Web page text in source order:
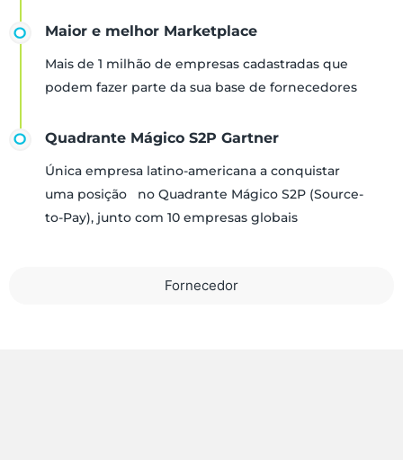
Fornecedor
Maior e melhor Marketplace
Mais de 1 milhão de empresas cadastradas que
podem fazer parte da sua base de fornecedores
Quadrante Mágico S2P Gartner
Única empresa latino-americana a conquistar
uma posição no Quadrante Mágico S2P (Source-
to-Pay), junto com 10 empresas globais